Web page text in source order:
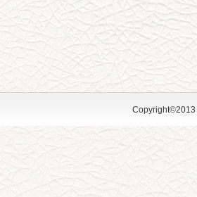
Copyright©2013